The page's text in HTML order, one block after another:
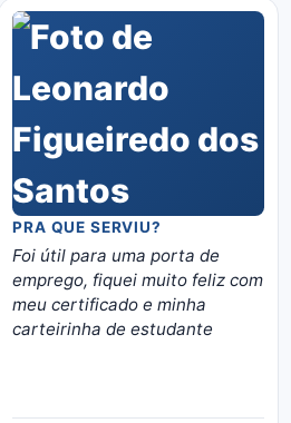
PRA QUE SERVIU?
Foi útil para uma porta de
emprego, fiquei muito feliz com
meu certificado e minha
carteirinha de estudante